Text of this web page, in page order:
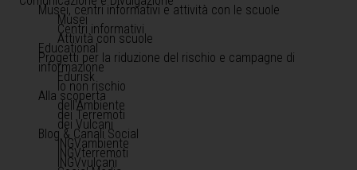
Musei, centri informativi e attività con le scuole
Musei
Centri informativi
Attività con scuole
Educational
Progetti per la riduzione del rischio e campagne di
informazione
Edurisk
Io non rischio
Alla scoperta
dell'Ambiente
dei Terremoti
dei Vulcani
Blog & Canali Social
INGVambiente
INGVterremoti
INGVvulcani